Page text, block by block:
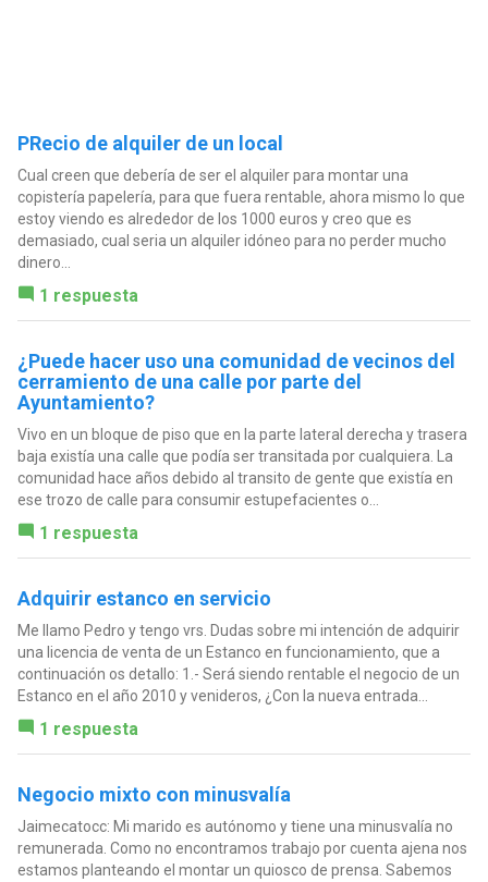
PRecio de alquiler de un local
Cual creen que debería de ser el alquiler para montar una
copistería papelería, para que fuera rentable, ahora mismo lo que
estoy viendo es alrededor de los 1000 euros y creo que es
demasiado, cual seria un alquiler idóneo para no perder mucho
dinero...
1 respuesta
¿Puede hacer uso una comunidad de vecinos del
cerramiento de una calle por parte del
Ayuntamiento?
Vivo en un bloque de piso que en la parte lateral derecha y trasera
baja existía una calle que podía ser transitada por cualquiera. La
comunidad hace años debido al transito de gente que existía en
ese trozo de calle para consumir estupefacientes o...
1 respuesta
Adquirir estanco en servicio
Me llamo Pedro y tengo vrs. Dudas sobre mi intención de adquirir
una licencia de venta de un Estanco en funcionamiento, que a
continuación os detallo: 1.- Será siendo rentable el negocio de un
Estanco en el año 2010 y venideros, ¿Con la nueva entrada...
1 respuesta
Negocio mixto con minusvalía
Jaimecatocc: Mi marido es autónomo y tiene una minusvalía no
remunerada. Como no encontramos trabajo por cuenta ajena nos
estamos planteando el montar un quiosco de prensa. Sabemos